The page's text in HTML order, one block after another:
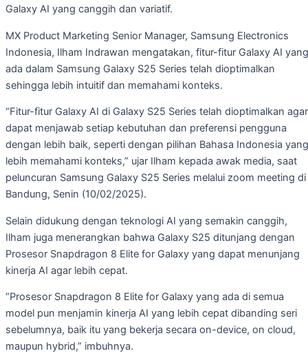
Galaxy AI yang canggih dan variatif.
MX Product Marketing Senior Manager, Samsung Electronics
Indonesia, Ilham Indrawan mengatakan, fitur-fitur Galaxy AI yang
ada dalam Samsung Galaxy S25 Series telah dioptimalkan
sehingga lebih intuitif dan memahami konteks.
“Fitur-fitur Galaxy AI di Galaxy S25 Series telah dioptimalkan agar
dapat menjawab setiap kebutuhan dan preferensi pengguna
dengan lebih baik, seperti dengan pilihan Bahasa Indonesia yang
lebih memahami konteks,” ujar Ilham kepada awak media, saat
peluncuran Samsung Galaxy S25 Series melalui zoom meeting di
Bandung, Senin (10/02/2025).
Selain didukung dengan teknologi AI yang semakin canggih,
Ilham juga menerangkan bahwa Galaxy S25 ditunjang dengan
Prosesor Snapdragon 8 Elite for Galaxy yang dapat menunjang
kinerja AI agar lebih cepat.
“Prosesor Snapdragon 8 Elite for Galaxy yang ada di semua
model pun menjamin kinerja AI yang lebih cepat dibanding seri
sebelumnya, baik itu yang bekerja secara on-device, on cloud,
maupun hybrid,” imbuhnya.